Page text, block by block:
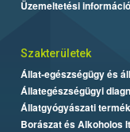
Üzemeltetési információ
Szakterületek
Állat-egészségügy és
Állategészségügyi
Állatgyógyászati
Borászat és Alkoholos